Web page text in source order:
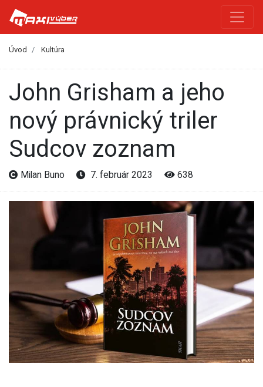
Úvod Kultúra
John Grisham a jeho
nový právnický triler
Sudcov zoznam
Milan Buno 7. február 2023 638